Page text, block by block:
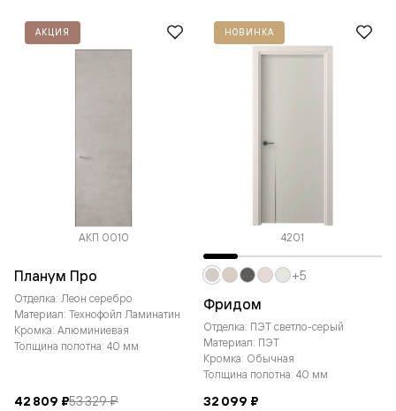
АКЦИЯ
АКП 0010
Планум Про
Отделка: Леон серебро
Материал: Технофойл Ламинатин
Кромка: Алюминиевая
Толщина полотна: 40 мм
42 809 ₽53 329 ₽
НОВИНКА
4201
Фридом
Отделка: ПЭТ светло-серый
Материал: ПЭТ
Кромка: Обычная
Толщина полотна: 40 мм
32 099 ₽
+5